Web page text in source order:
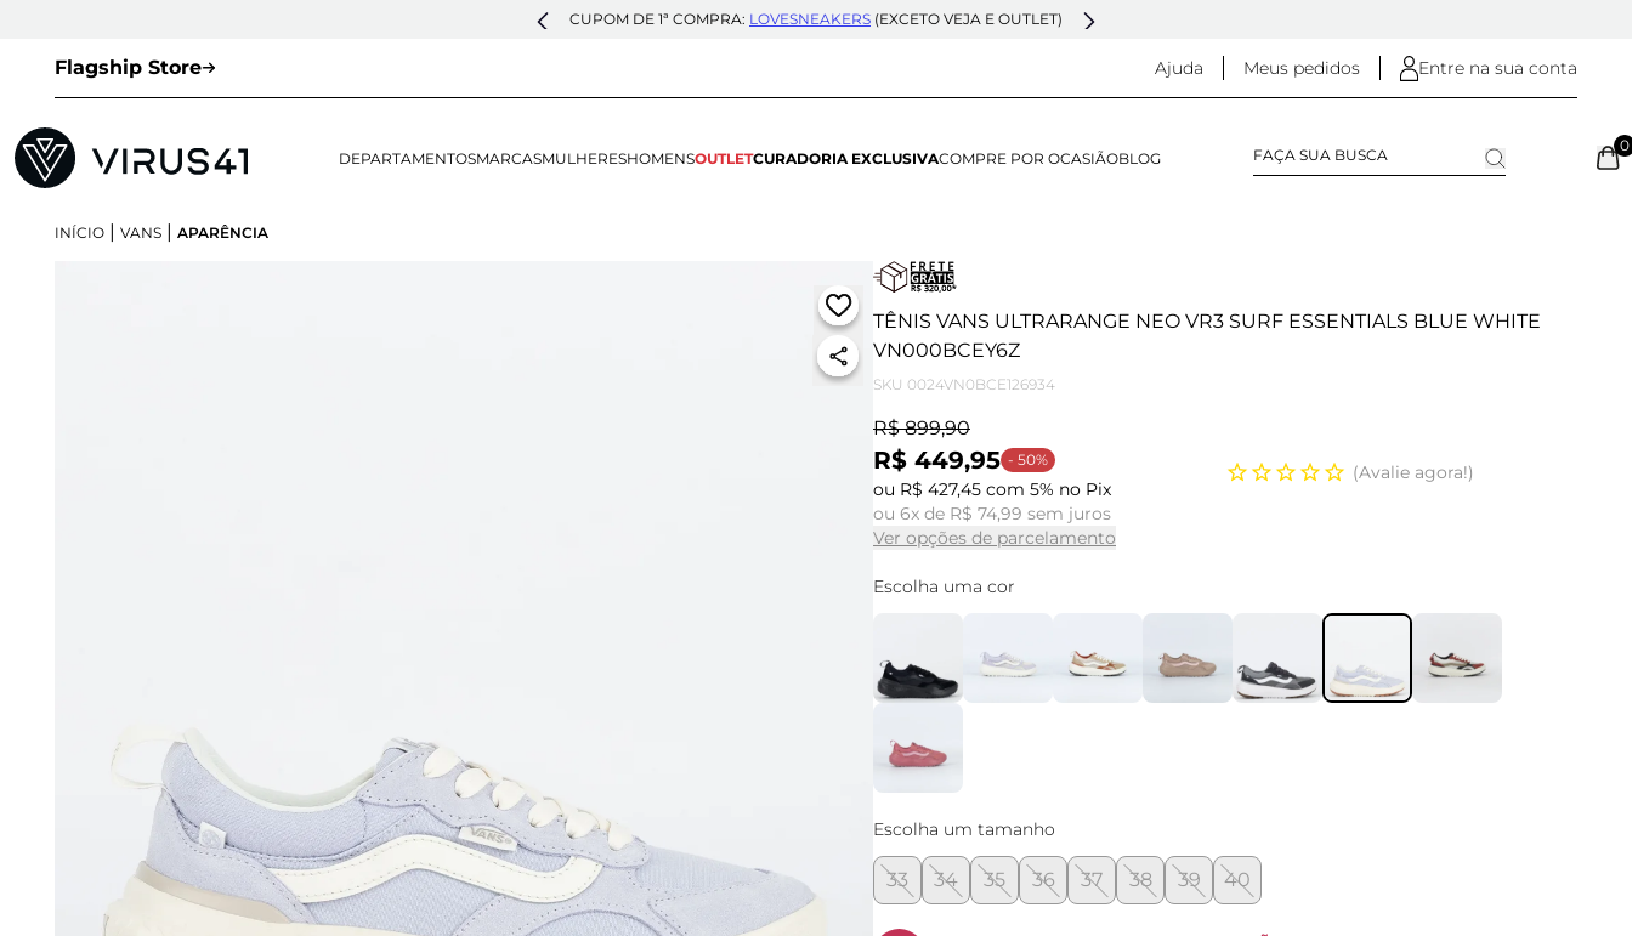
CUPOM DE 1ª COMPRA: LOVESNEAKERS (EXCETO VEJA E OUTLET)
Flagship Store Ajuda Meus pedidos Entre na sua conta
DEPARTAMENTOSMARCASMULHERESHOMENSOUTLETCURADORIA EXCLUSIVACOMPRE POR OCASIÃOBLOG
0
INÍCIO | VANS | APARÊNCIA
TÊNIS VANS ULTRARANGE NEO VR3 SURF ESSENTIALS BLUE WHITE
VN000BCEY6Z
SKU 0024VN0BCE126934
R$ 899,90
R$ 449,95 - 50%
ou R$ 427,45 com 5% no Pix
ou 6x de R$ 74,99 sem juros
Ver opções de parcelamento
Avalie agora!
Escolha uma cor
Escolha um tamanho
33 34 35 36 37 38 39 40